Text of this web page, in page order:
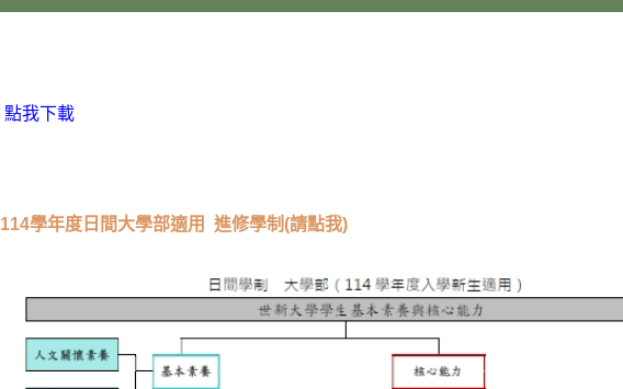
點我下載
114學年度日間大學部適用 進修學制(請點我)